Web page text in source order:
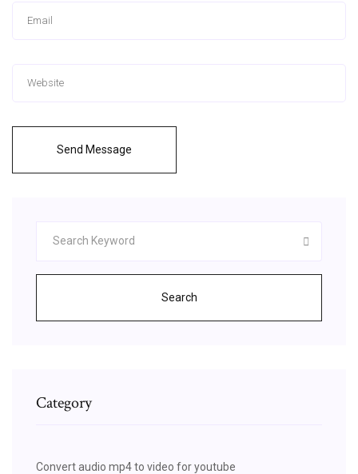
Send Message
Search
Category
Convert audio mp4 to video for youtube